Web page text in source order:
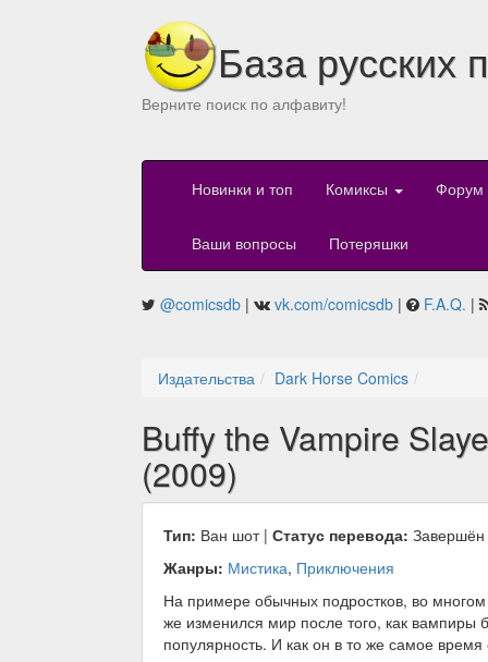
База русских
Верните поиск по алфавиту!
Новинки и топ Комиксы Форум
Ваши вопросы Потеряшки
@comicsdb | vk.com/comicsdb | F.A.Q. |
Издательства Dark Horse Comics
Buffy the Vampire
(2009)
Тип: Ван шот | Статус перевода:
Жанры: Мистика, Приключения
На примере обычных подростков, во
же изменился мир после того, как вампиры
популярность. И как он в то же самое